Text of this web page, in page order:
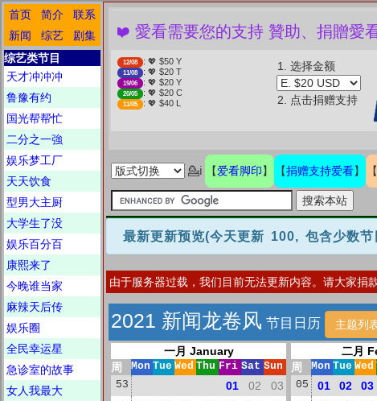
首页 简介
联系
新闻
综艺
剧集
综艺类节目
天才冲冲冲
鲁豫有约
国光帮帮忙
二分之一強
娱乐梦工厂
天天饮食
型男大主厨
大学生了没
娱乐百分百
康熙来了
今晚谁当家
麻辣天后传
娱乐圈
全民幸运星
急诊室的故事
女人我最大
❤️ 愛看需要您的支持 贊助、捐贈愛
12/08 : 💖 $50 Y
11/08 : 💖 $20 T
19/06 : 💖 $20 Y
20/05 : 💖 $20 C
11/05 : 💖 $40 L
1. 选择金额
2. 点击捐赠支持
💁ℹ 【爱看脚印】 【捐赠支持爱看】 【
最新更新预览(今天更新 100, 包含少数节
由于服务器过载，我们目前无法更新内容。请大家捐
2021 新闻龙卷风 节目日历 主题列
一月 January
周
Mon Tue Wed Thu Fri Sat Sun
53
01 02 03
二月
周
Mon Tue Wed
05
01 02 03